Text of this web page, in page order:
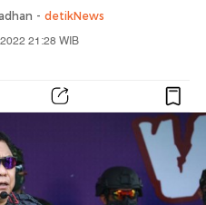
- detikNews
21:28 WIB